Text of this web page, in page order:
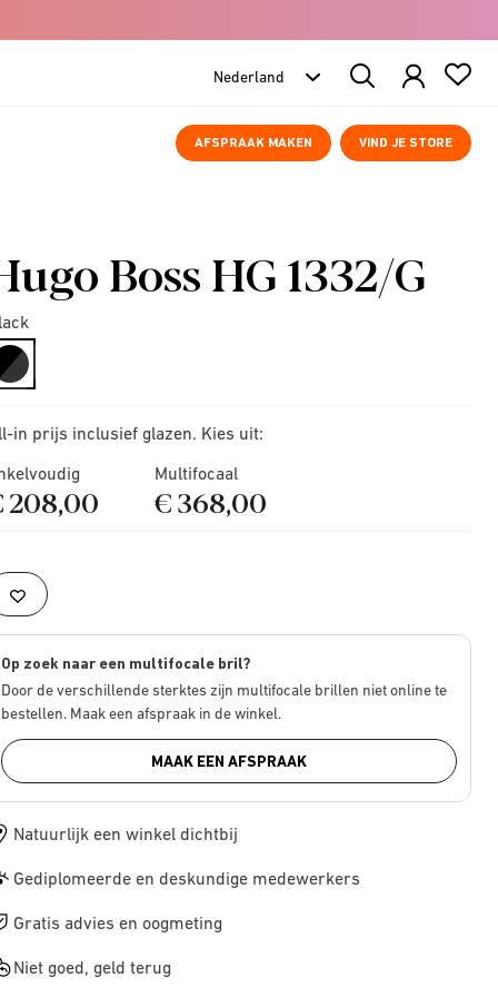
Search
Products
AFSPRAAK MAKEN VIND JE STORE
Boss HG 1332/G
selected
in prijs inclusief glazen. Kies uit:
208,00
Multifocaal
€ 368,00
Op zoek naar een multifocale bril?
Door de verschillende sterktes zijn multifocale brillen niet online te
bestellen. Maak een afspraak in de winkel.
MAAK EEN AFSPRAAK
Natuurlijk een winkel dichtbij
Gediplomeerde en deskundige medewerkers
Gratis advies en oogmeting
Niet goed, geld terug